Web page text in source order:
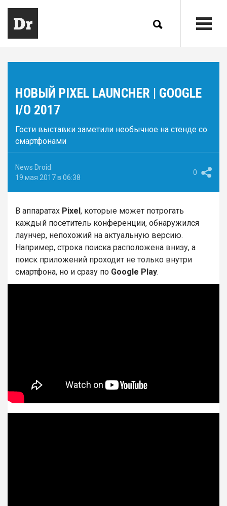
НОВЫЙ PIXEL LAUNCHER | GOOGLE
I/O 2017
Гости выставки заметили необычное на стенде со
смартфонами
News Droid
19 мая 2017 в 06:38
0
В аппаратах Pixel, которые может потрогать
каждый посетитель конференции, обнаружился
лаунчер, непохожий на актуальную версию.
Например, строка поиска расположена внизу, а
поиск приложений проходит не только внутри
смартфона, но и сразу по Google Play.